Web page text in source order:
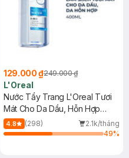
129.000 ₫249.000 ₫
L'Oreal
Nước Tẩy Trang L'Oreal Tươi
Mát Cho Da Dầu, Hỗn Hợp
400ml
4.8 (298)
2.1k/tháng
49%